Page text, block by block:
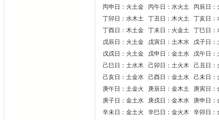
丙申日：火土金 丙午日：水火土 丙辰日：
丁卯日：水木土 丁丑日：木火土 丁亥日
丁酉日：木土金 丁未日：火金土 丁巳日：
戊辰日：火土金 戊寅日：土木水 戊子日
戊戌日：火土金 戊申日：金土水 戊午日：
己巳日：土水木 己卯日：土火木 己丑日
己亥日：土金水 己酉日：金土水 己未日：
庚午日：土金火 庚辰日：金木土 庚寅日
庚子日：金土水 庚戌日：金木水 庚申日：
辛未日：金土火 辛巳日：金火木 辛卯日